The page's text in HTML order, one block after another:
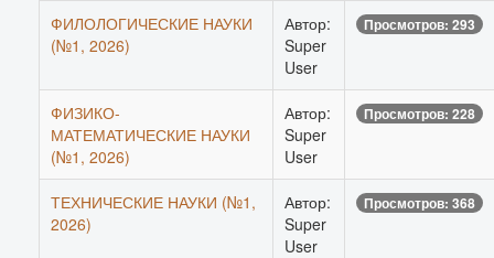
ФИЛОЛОГИЧЕСКИЕ НАУКИ
(№1, 2026)
Автор:
Super
User
Просмотров: 293
ФИЗИКО-
МАТЕМАТИЧЕСКИЕ НАУКИ
(№1, 2026)
Автор:
Super
User
Просмотров: 228
ТЕХНИЧЕСКИЕ НАУКИ (№1,
2026)
Автор:
Super
User
Просмотров: 368